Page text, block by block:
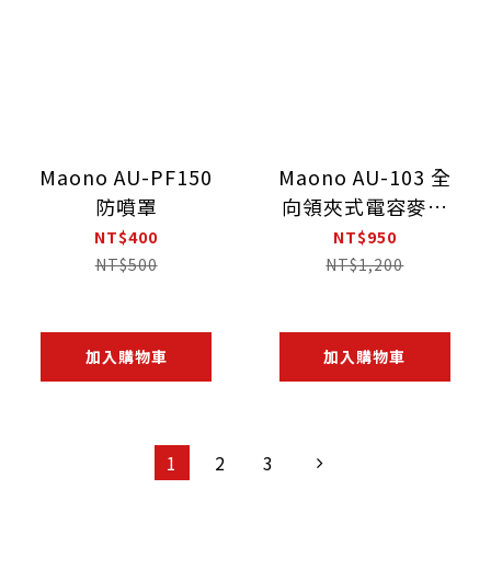
Maono AU-PF150
防噴罩
NT$400
NT$500
加入購物車
Maono AU-103 全
向領夾式電容麥克
風
NT$950
NT$1,200
加入購物車
1 2 3